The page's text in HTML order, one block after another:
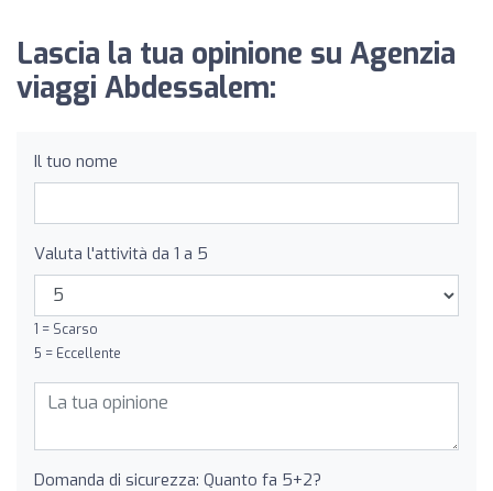
Lascia la tua opinione su Agenzia
viaggi Abdessalem:
Il tuo nome
Valuta l'attività da 1 a 5
1 = Scarso
5 = Eccellente
Domanda di sicurezza: Quanto fa 5+2?